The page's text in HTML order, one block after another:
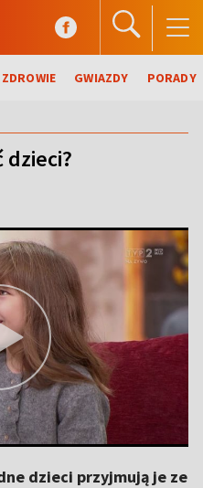
ZDROWIE GWIAZDY PORADY
dzieci?
dzieci przyjmują je ze